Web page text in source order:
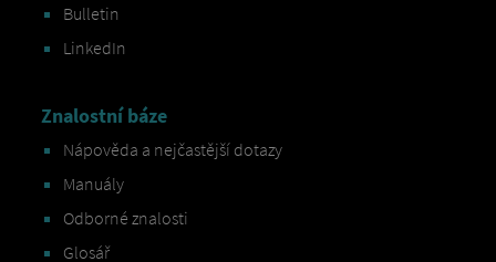
Bulletin
LinkedIn
Znalostní báze
Nápověda a nejčastější dotazy
Manuály
Odborné znalosti
Glosář